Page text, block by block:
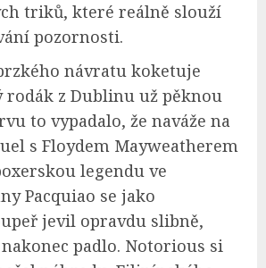
triků, které reálně slouží
pozornosti.
návratu koketuje
rodák z Dublinu už pěknou
to vypadalo, že naváže na
s Floydem Mayweatherem
legendu ve
Pacquiao se jako
jevil opravdu slibně,
padlo. Notorious si